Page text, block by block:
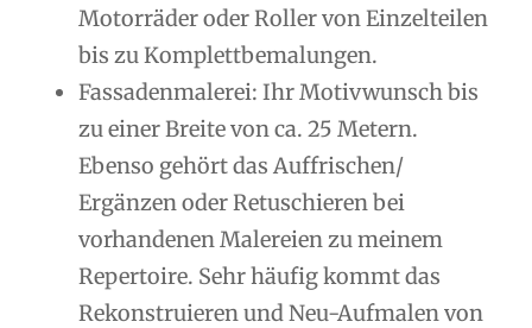
Motorräder oder Roller von Einzelteilen
bis zu Komplettbemalungen.
Fassadenmalerei: Ihr Motivwunsch bis
zu einer Breite von ca. 25 Metern.
Ebenso gehört das Auffrischen/
Ergänzen oder Retuschieren bei
vorhandenen Malereien zu meinem
Repertoire. Sehr häufig kommt das
Rekonstruieren und Neu-Aufmalen von